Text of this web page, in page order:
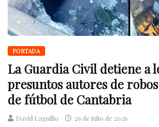
PORTADA
La Guardia Civil detiene a
presuntos autores de
de fútbol de Cantabria
David Laguillo 29 de julio de 2026